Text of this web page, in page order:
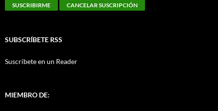
SUBSCRÍBETE RSS
Suscríbete en un Reader
MIEMBRO DE: